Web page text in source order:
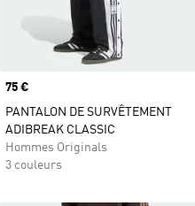
Prix
75 €
PANTALON DE SURVÊTEMENT
ADIBREAK CLASSIC
Hommes Originals
3 couleurs